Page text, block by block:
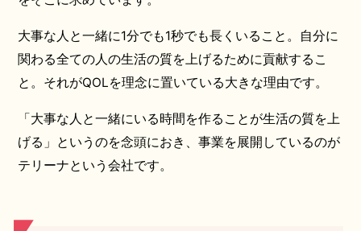
大事な人と一緒に1分でも1秒でも長くいること。自分に
関わる全ての人の生活の質を上げるために貢献するこ
と。それがQOLを理念に置いている大きな理由です。
「大事な人と一緒にいる時間を作ることが生活の質を上
げる」というのを念頭におき、事業を展開しているのが
テリーナという会社です。